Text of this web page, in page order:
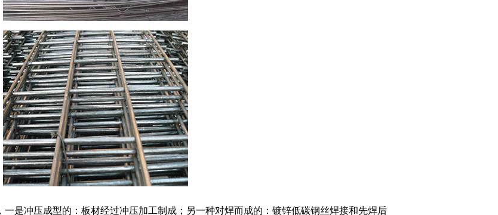
是冲压成型的：板材经过冲压加工制成；另一种对焊而成的：镀锌低碳钢丝焊接和先焊后